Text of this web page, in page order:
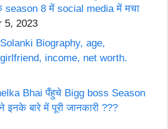
8 में social media में मचा
5, 2023
Biography, age,
income, net worth.
Bhai पँहुचे Bigg boss Season
इनके बारे में पूरी जानकारी ???